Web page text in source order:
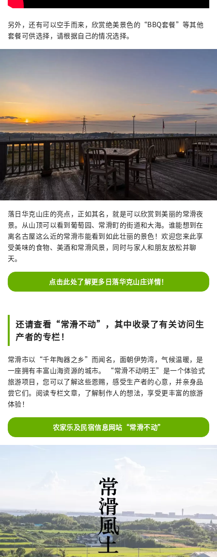
另外，还有可以空手而来，欣赏绝美景色的“BBQ套餐”等其他
套餐可供选择，请根据自己的情况选择。
落日华克山庄的亮点，正如其名，就是可以欣赏到美丽的常滑夜
景。从山顶可以看到葡萄园、常滑町的街道和大海。谁能想到在
离名古屋这么近的常滑市能看到如此壮丽的景色！欢迎您来此享
受美味的食物、美酒和常滑风景，同时与家人和朋友放松并聊
天。
点击此处了解更多日落华克山庄详情！
还请查看“常滑不动”，其中收录了有关访问生
产者的专栏！
常滑市以“千年陶器之乡”而闻名，面朝伊势湾，气候温暖，是
一座拥有丰富山海资源的城市。 “常滑不动明王”是一个体验式
旅游项目，您可以了解这些恩赐，感受生产者的心意，并亲身品
尝它们。阅读专栏文章，了解制作人的想法，享受更丰富的旅游
体验！
农家乐及民宿信息网站“常滑不动”